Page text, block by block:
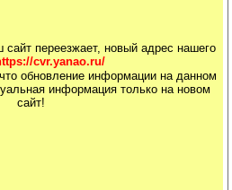
переезжает, новый адрес нашего
cvr.yanao.ru/
обновление информации на данном
информация только на новом
сайт!